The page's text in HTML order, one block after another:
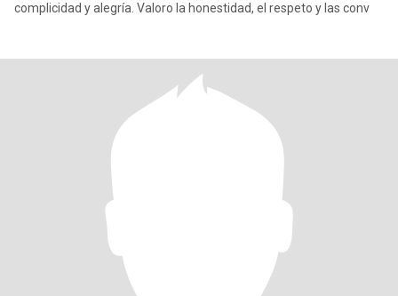
complicidad y alegría. Valoro la honestidad, el respeto y las conv